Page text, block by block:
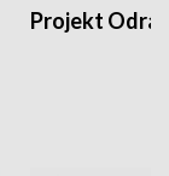
Projekt Odra